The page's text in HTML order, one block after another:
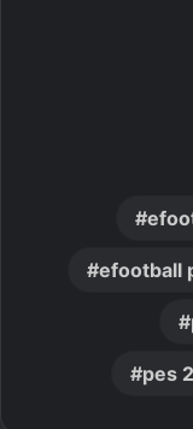
efootball
pes